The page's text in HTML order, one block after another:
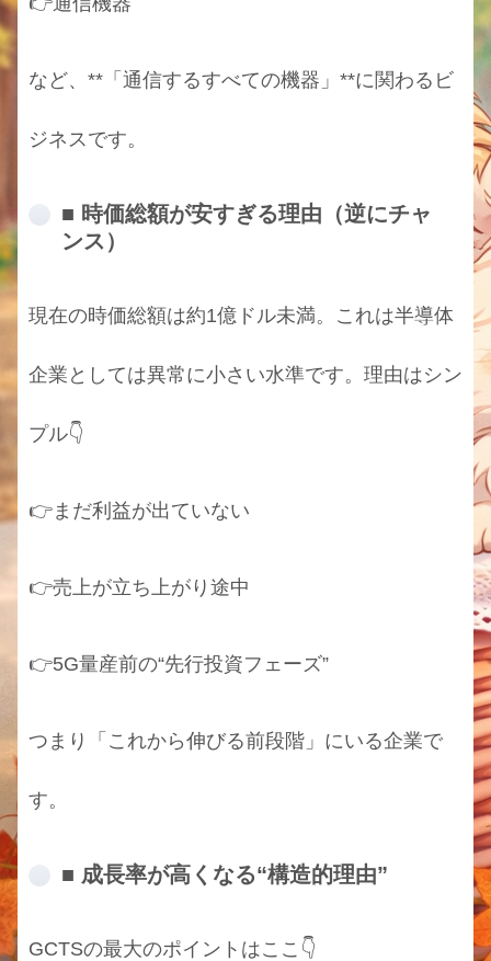
など、**「通信するすべての機器」**に関わるビ
ジネスです。
■ 時価総額が安すぎる理由（逆にチャ
ンス）
現在の時価総額は約1億ドル未満。これは半導体
企業としては異常に小さい水準です。理由はシン
プル👇
👉まだ利益が出ていない
👉売上が立ち上がり途中
👉5G量産前の“先行投資フェーズ”
つまり「これから伸びる前段階」にいる企業で
す。
■ 成長率が高くなる“構造的理由”
GCTSの最大のポイントはここ👇